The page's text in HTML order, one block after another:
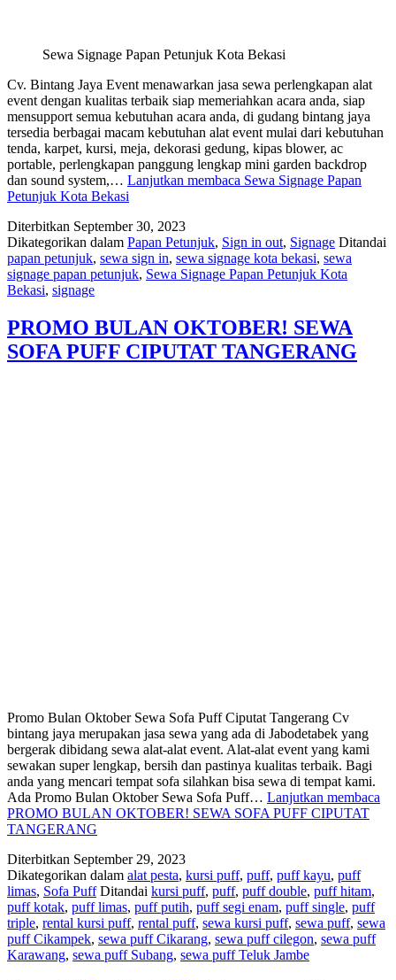
Sewa Signage Papan Petunjuk Kota Bekasi
Cv. Bintang Jaya Event menawarkan jasa sewa perlengkapan alat
event dengan kualitas terbaik siap memeriahkan acara anda, siap
mensupport semua kebutuhan acara anda, di gudang bintang jaya
tersedia berbagai macam kebutuhan alat event mulai dari kebutuhan
tenda, karpet, kursi, meja, dekorasi gedung, kipas blower, ac
portable, perlengkapan panggung lengkap mini garden backdrop
dan sound system,… Lanjutkan membaca Sewa Signage Papan
Petunjuk Kota Bekasi
Diterbitkan September 30, 2023
Dikategorikan dalam Papan Petunjuk, Sign in out, Signage Ditandai
papan petunjuk, sewa sign in, sewa signage kota bekasi, sewa
signage papan petunjuk, Sewa Signage Papan Petunjuk Kota
Bekasi, signage
PROMO BULAN OKTOBER! SEWA
SOFA PUFF CIPUTAT TANGERANG
Promo Bulan Oktober Sewa Sofa Puff Ciputat Tangerang Cv
bintang jaya merupakan jasa sewa yang ada di Jabodetabek yang
bergerak dibidang sewa alat-alat event. Alat-alat event yang kami
sewakan super lengkap, bersih dan pastinya kualitas terbaik. Bagi
anda yang mencari tempat sofa silahkan bisa sewa di tempat kami.
Ada Promo Bulan Oktober Sewa Sofa Puff… Lanjutkan membaca
PROMO BULAN OKTOBER! SEWA SOFA PUFF CIPUTAT
TANGERANG
Diterbitkan September 29, 2023
Dikategorikan dalam alat pesta, kursi puff, puff, puff kayu, puff
limas, Sofa Puff Ditandai kursi puff, puff, puff double, puff hitam,
puff kotak, puff limas, puff putih, puff segi enam, puff single, puff
triple, rental kursi puff, rental puff, sewa kursi puff, sewa puff, sewa
puff Cikampek, sewa puff Cikarang, sewa puff cilegon, sewa puff
Karawang, sewa puff Subang, sewa puff Teluk Jambe